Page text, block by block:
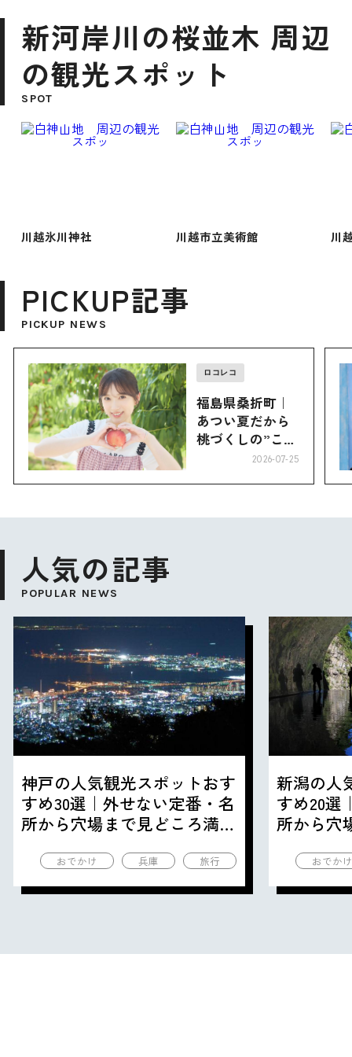
新河岸川の桜並木 周辺
の観光スポット
SPOT
川越氷川神社 川越市立美術館 川
PICKUP記事
PICKUP NEWS
ロコレコ
福島県桑折町｜
あつい夏だから
桃づくしの”こお
2026-07-25
人気の記事
POPULAR NEWS
神戸の人気観光スポットおす
すめ30選｜外せない定番・名
所から穴場まで見どころ満載
おでかけ 兵庫 旅行
新潟の人
すめ20選
所から穴
おでか